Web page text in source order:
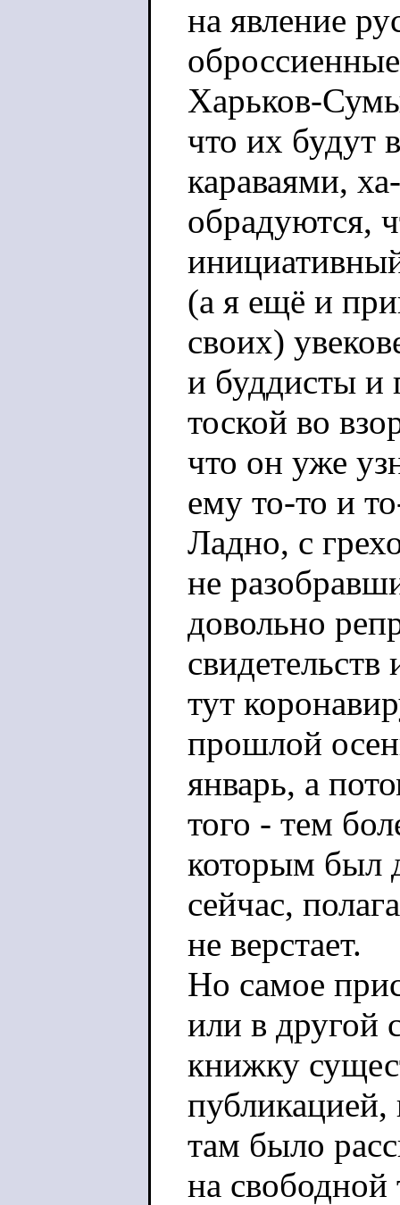
на явление
Харьков-
что их будут
караваями,
обрадуются,
(а я ещё и
своих)
и буддисты и
тоской во
что он уже
ему то-то и
Ладно, с
не
довольно
тут
прошлой
январь, а
того - тем
которым был
сейчас,
не верстает.
Но самое
или в другой
книжку
там было
на свободной